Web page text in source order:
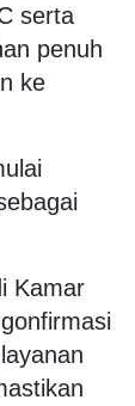
serta
penuh
ke
Kamar